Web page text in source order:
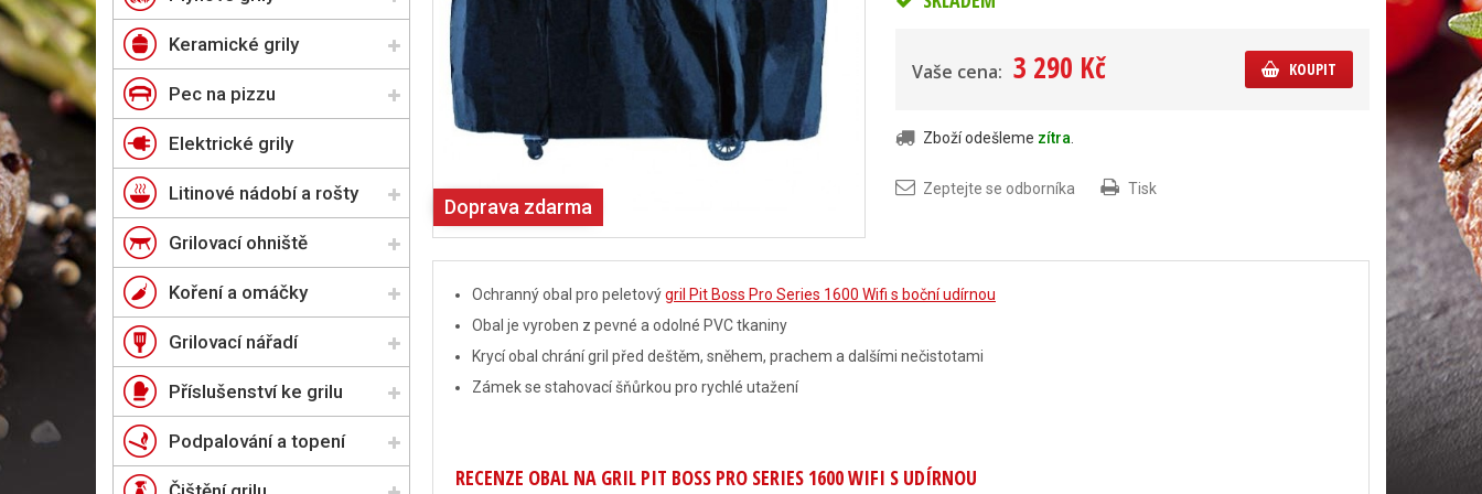
Doprava zdarma
Vaše cena: 3 290 Kč KOUPIT
Zboží odešleme zítra.
Zeptejte se odborníka Tisk
Ochranný obal pro peletovýgril Pit Boss Pro Series 1600 Wifi s boční udírnou
Obal je vyroben z pevné a odolné PVC tkaniny
Krycí obal chrání gril před deštěm, sněhem, prachem a dalšími nečistotami
Zámek se stahovací šňůrkou pro rychlé utažení
RECENZE OBAL NA GRIL PIT BOSS PRO SERIES 1600 WIFI S UDÍRNOU
Keramické grily
Pec na pizzu
Elektrické grily
Litinové nádobí a rošty
Grilovací ohniště
Koření a omáčky
Grilovací nářadí
Příslušenství ke grilu
Podpalování a topení